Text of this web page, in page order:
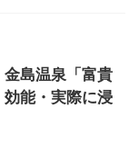
金島温泉「富貴
能・実際に浸